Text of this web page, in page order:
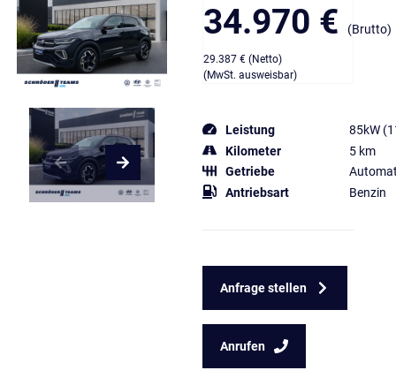
34.970 € (Brutto)
29.387 € (Netto)
(MwSt. ausweisbar)
Leistung
85kW
Kilometer
5 km
Getriebe
Antriebsart
Benzin
Anfrage stellen
Anrufen